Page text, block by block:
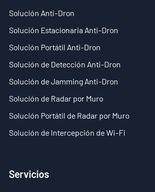
Solución Anti-Dron
Solución Estacionaria Anti-Dron
Solución Portátil Anti-Dron
Solución de Detección Anti-Dron
Solución de Jamming Anti-Dron
Solución de Radar por Muro
Solución Portátil de Radar por Muro
Solución de Intercepción de Wi-Fi
Servicios